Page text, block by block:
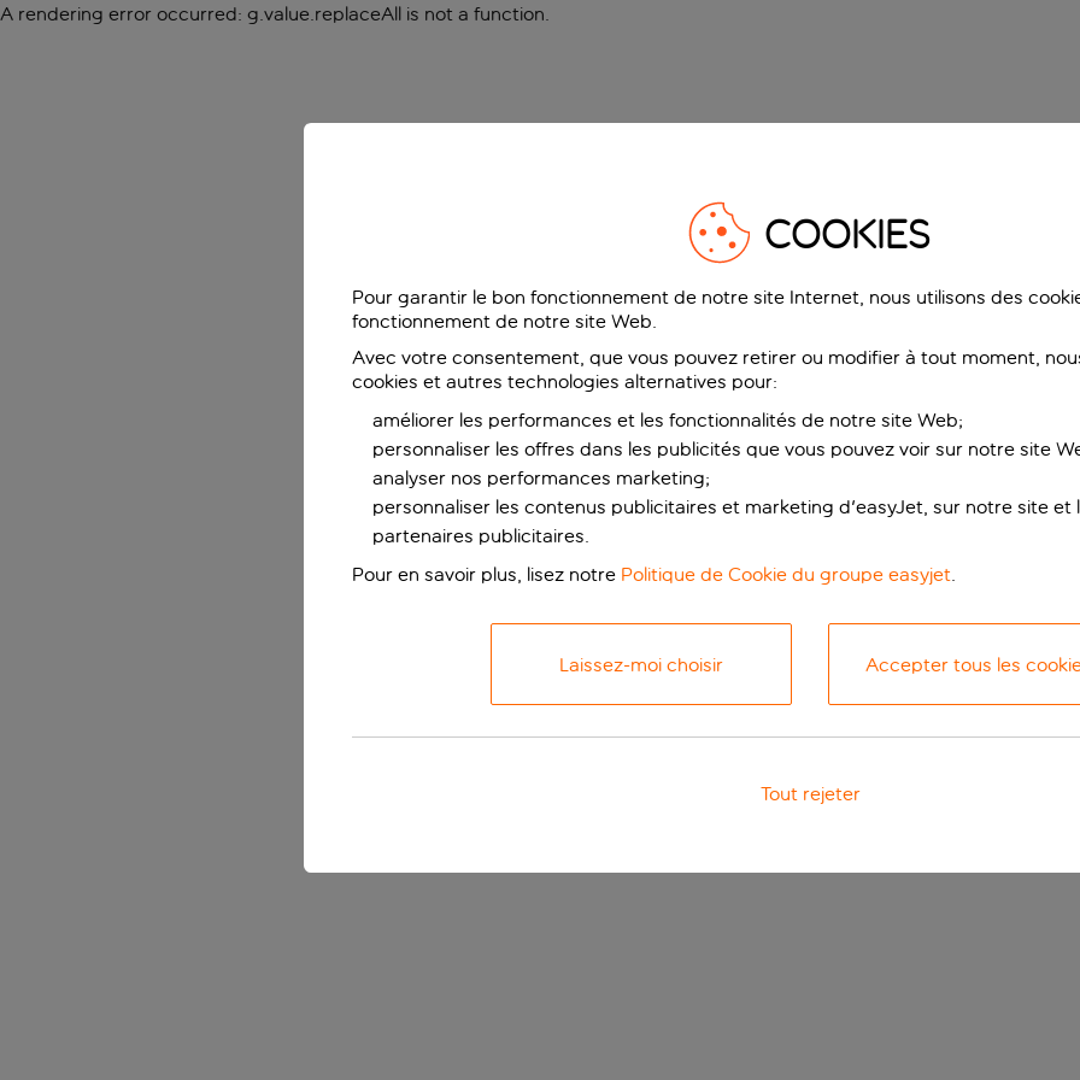
A rendering error occurred: g.value.replaceAll is not a function.
COOKIES
Pour garantir le bon fonctionnement de notre site Internet, nous utilisons des
fonctionnement de notre site Web.
Avec votre consentement, que vous pouvez retirer ou modifier à tout moment,
cookies et autres technologies alternatives pour:
améliorer les performances et les fonctionnalités de notre site Web;
personnaliser les offres dans les publicités que vous pouvez voir sur notre site
analyser nos performances marketing;
personnaliser les contenus publicitaires et marketing d'easyJet, sur notre site et
partenaires publicitaires.
Pour en savoir plus, lisez notre Politique de Cookie du groupe easyjet.
Laissez-moi choisir Accepter tous les
Tout rejeter